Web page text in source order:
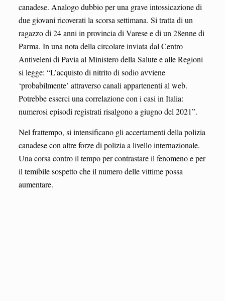
canadese. Analogo dubbio per una grave intossicazione di
due giovani ricoverati la scorsa settimana. Si tratta di un
ragazzo di 24 anni in provincia di Varese e di un 28enne di
Parma. In una nota della circolare inviata dal Centro
Antiveleni di Pavia al Ministero della Salute e alle Regioni
si legge: “L’acquisto di nitrito di sodio avviene
‘probabilmente’ attraverso canali appartenenti al web.
Potrebbe esserci una correlazione con i casi in Italia:
numerosi episodi registrati risalgono a giugno del 2021”.
Nel frattempo, si intensificano gli accertamenti della polizia
canadese con altre forze di polizia a livello internazionale.
Una corsa contro il tempo per contrastare il fenomeno e per
il temibile sospetto che il numero delle vittime possa
aumentare.